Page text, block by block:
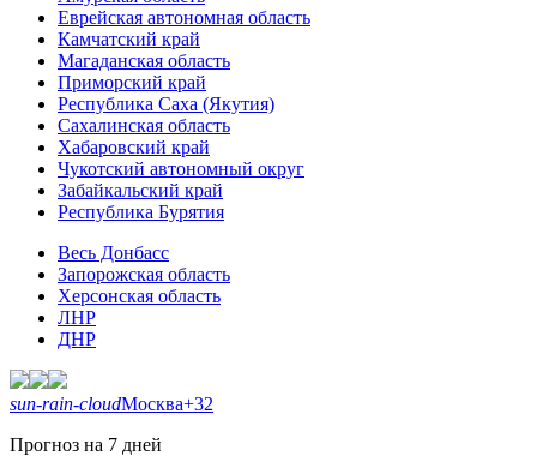
Еврейская автономная область
Камчатский край
Магаданская область
Приморский край
Республика Саха (Якутия)
Сахалинская область
Хабаровский край
Чукотский автономный округ
Забайкальский край
Республика Бурятия
Весь Донбасс
Запорожская область
Херсонская область
ЛНР
ДНР
sun-rain-cloudМосква+32
Прогноз на 7 дней